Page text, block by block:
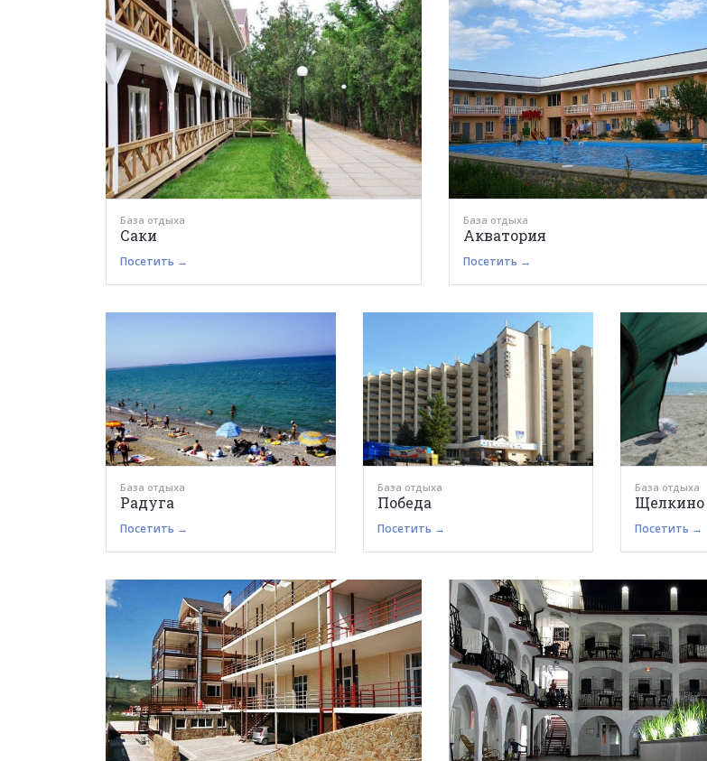
База отдыха
Саки
Посетить →
База отдыха
Акватория
Посетить →
База отдыха
Радуга
Посетить →
База отдыха
Победа
Посетить →
База отдыха
Щелкино
Посетить →